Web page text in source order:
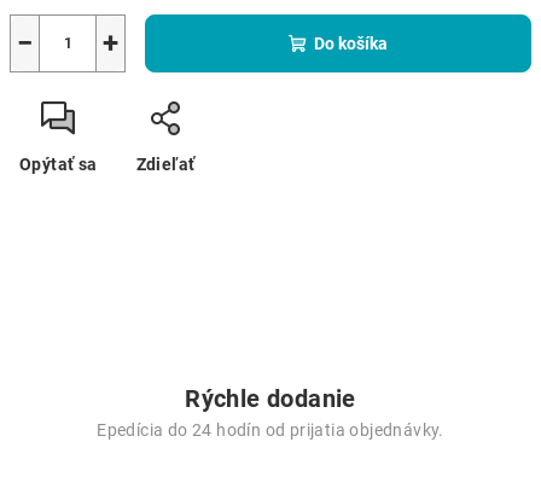
+
− Do košíka
Opýtať sa Zdieľať
Rýchle dodanie
Epedícia do 24 hodín od prijatia objednávky.